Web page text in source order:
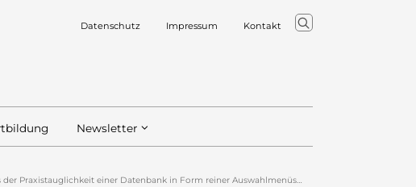
Datenschutz Impressum Kontakt
Newsletter
der Praxistauglichkeit einer Datenbank in Form reiner Auswahlmenüs…